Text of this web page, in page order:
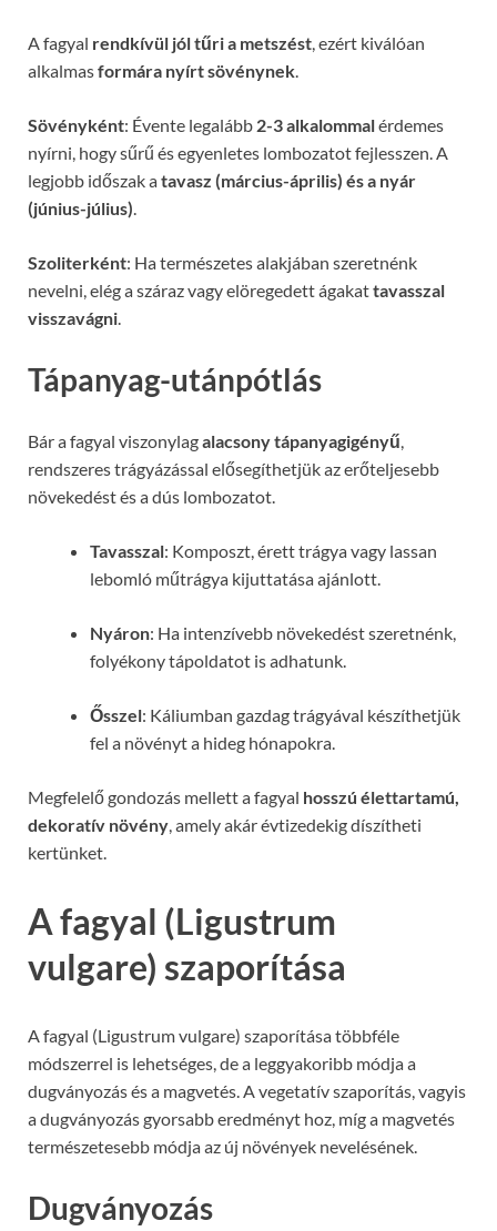
A fagyal rendkívül jól tűri a metszést, ezért kiválóan
alkalmasformára nyírt sövénynek.
Sövényként: Évente legalább 2-3 alkalommalérdemes
nyírni, hogy sűrű és egyenletes lombozatot fejlesszen. A
legjobb időszak atavasz (március-április) és a nyár
(június-július).
Szoliterként: Ha természetes alakjában szeretnénk
nevelni, elég a száraz vagy elöregedett ágakattavasszal
visszavágni.
Tápanyag-utánpótlás
Bár a fagyal viszonylagalacsony tápanyagigényű,
rendszeres trágyázással elősegíthetjük az erőteljesebb
növekedést és a dús lombozatot.
Tavasszal: Komposzt, érett trágya vagy lassan
lebomló műtrágya kijuttatása ajánlott.
Nyáron: Ha intenzívebb növekedést szeretnénk,
folyékony tápoldatot is adhatunk.
Ősszel: Káliumban gazdag trágyával készíthetjük
fel a növényt a hideg hónapokra.
Megfelelő gondozás mellett a fagyal hosszú élettartamú,
dekoratív növény, amely akár évtizedekig díszítheti
kertünket.
A fagyal (Ligustrum
vulgare) szaporítása
A fagyal (Ligustrum vulgare) szaporítása többféle
módszerrel is lehetséges, de a leggyakoribb módja a
dugványozás és a magvetés. A vegetatív szaporítás, vagyis
a dugványozás gyorsabb eredményt hoz, míg a magvetés
természetesebb módja az új növények nevelésének.
Dugványozás